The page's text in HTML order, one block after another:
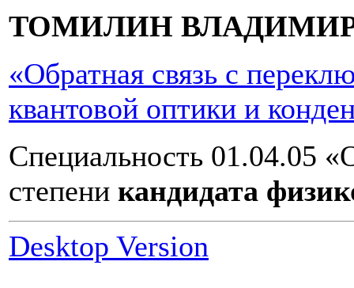
ТОМИЛИН
«Обратная связь с
квантовой оптики и
Специальность 01.04.05
степени кандидата
Desktop Version